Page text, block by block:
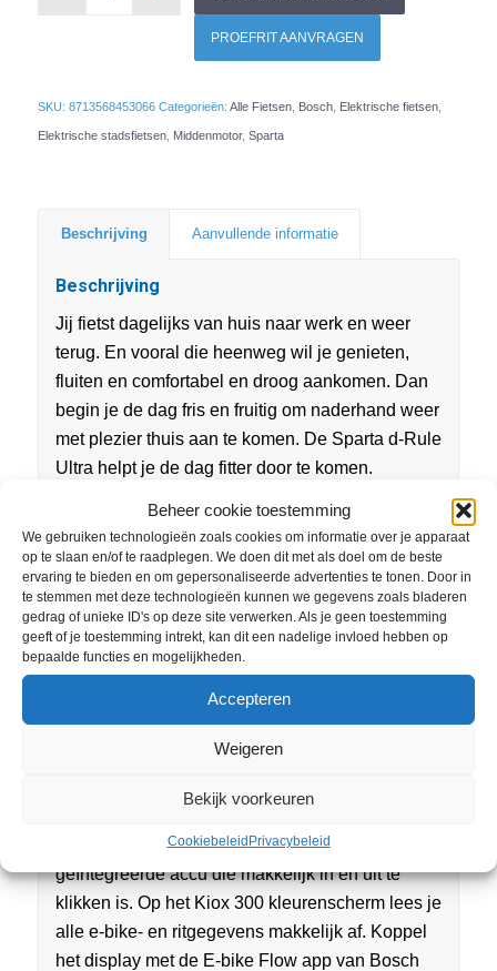
Beheer cookie toestemming
We gebruiken technologieën zoals cookies om informatie over je apparaat
op te slaan en/of te raadplegen. We doen dit met als doel om de beste
ervaring te bieden en om gepersonaliseerde advertenties te tonen. Door in
te stemmen met deze technologieën kunnen we gegevens zoals bladeren
gedrag of unieke ID's op deze site verwerken. Als je geen toestemming
geeft of je toestemming intrekt, kan dit een nadelige invloed hebben op
bepaalde functies en mogelijkheden.
Accepteren
Weigeren
Bekijk voorkeuren
CookiebeleidPrivacybeleid
PROEFRIT AANVRAGEN
SKU: 8713568453066 Categorieën: Alle Fietsen, Bosch, Elektrische fietsen,
Elektrische stadsfietsen, Middenmotor, Sparta
Beschrijving Aanvullende informatie
Beschrijving
Jij fietst dagelijks van huis naar werk en weer
terug. En vooral die heenweg wil je genieten,
fluiten en comfortabel en droog aankomen. Dan
begin je de dag fris en fruitig om naderhand weer
met plezier thuis aan te komen. De Sparta d-Rule
Ultra helpt je de dag fitter door te komen.
De krachtige e-bike met innovatieve verlichting
oogt modern en biedt comfort met onder andere
een verende voorvork. Door de n:LIGHT
verlichting val je extra goed op en het logo blijft
na stallen nog even nabranden, waardoor stallen
in het donker makkelijker is. Met de x:LACE
De krachtige en slimme ondersteuning ontvang
wordt gevoed door de fraai in het frame
geïntegreerde accu die makkelijk in en uit te
klikken is. Op het Kiox 300 kleurenscherm lees je
alle e-bike- en ritgegevens makkelijk af. Koppel
het display met de E-bike Flow app van Bosch